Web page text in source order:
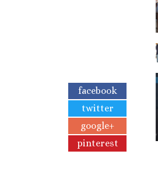
facebook
twitter
google+
pinterest